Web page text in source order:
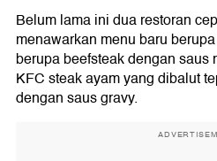
Belum lama ini dua restoran
menawarkan menu baru berupa
berupa beefsteak dengan saus
KFC steak ayam yang dibalut
dengan saus gravy.